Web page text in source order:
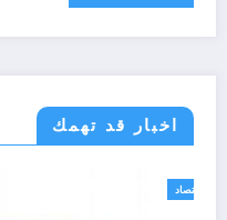
اخبار قد تهمك